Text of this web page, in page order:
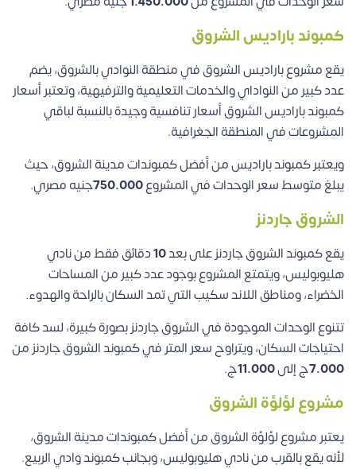
كمبوند باراديس الشروق
يقع مشروع باراديس الشروق في منطقة النوادي بالشروق، يضم
عدد كبير من النواداي والخدمات التعليمية والترفيهية، وتعتبر أسعار
كمبوند باراديس الشروق أسعار تنافسية وجيدة بالنسبة لباقي
المشروعات في المنطقة الجغرافية.
ويعتبر كمبوند باراديس من أفضل كمبوندات مدينة الشروق، حيث
يبلغ متوسط سعر الوحدات في المشروع750.000جنيه مصري.
الشروق جاردنز
يقع كمبوند الشروق جاردنز على بعد10دقائق فقط من نادي
هليوبوليس، ويتمتع المشروع بوجود عدد كبير من المساحات
الخضراء، ومناطق اللاند سكيب التي تمد السكان بالراحة والهدوء.
تتنوع الوحدات الموجودة في الشروق جاردنز بصورة كبيرة، لسد كافة
احتياجات السكان، ويتراوح سعر المتر في كمبوند الشروق جاردنز من
7.000ج إلى11.000ج.
مشروع لؤلؤة الشروق
يعتبر مشروع لؤلؤة الشروق من أفضل كمبوندات مدينة الشروق،
لأنه يقع بالقرب من نادي هليوبوليس، وبجانب كمبوند وادي الربيع.